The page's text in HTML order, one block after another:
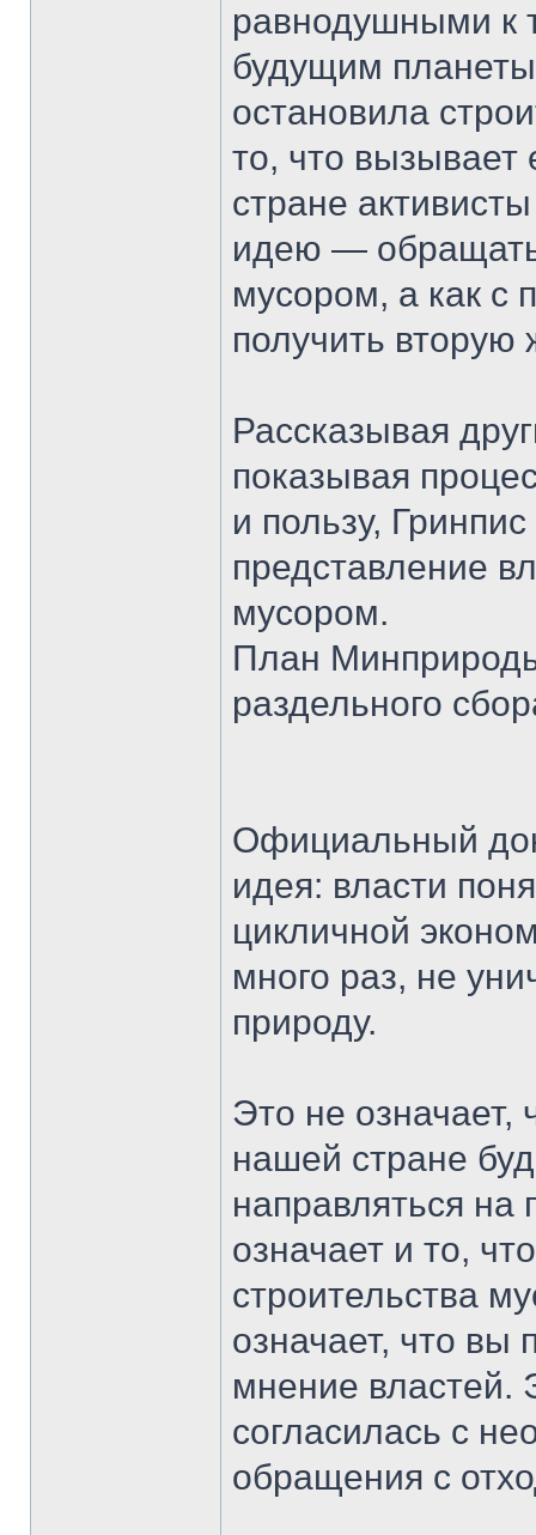
равнодушными к
будущим
остановила
то, что
стране
идею —
мусором, а как с
получить вторую
Рассказывая
показывая
и пользу,
представление
мусором.
План
раздельного
Официальный
идея: власти
цикличной
много раз, не
природу.
Это не означает,
нашей стране
направляться на
означает и то,
строительства
означает, что
мнение властей.
согласилась с
обращения с